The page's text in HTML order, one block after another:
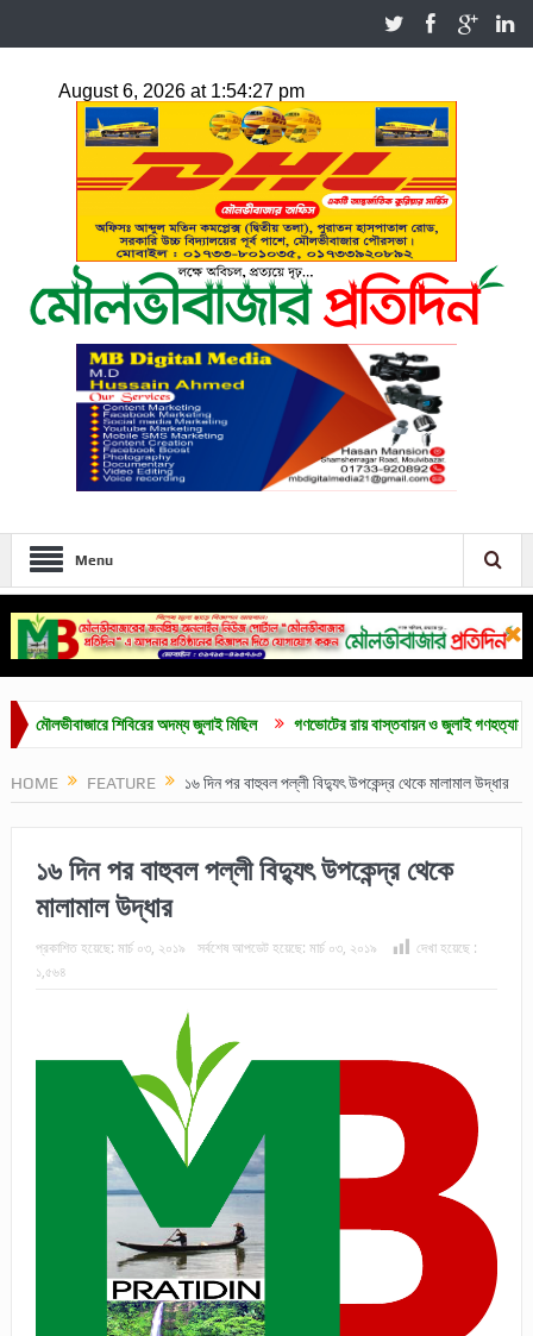
Menu
শিবিরের অদম্য জুলাই মিছিল গণভোটের রায় বাস্তবায়ন ও জুলাই গণহত্যায় জড়িতদের
HOME FEATURE ১৬ দিন পর বাহুবল পল্লী বিদ্যুৎ উপকেন্দ্র থেকে মালামাল উদ্ধার
১৬ দিন পর বাহুবল পল্লী বিদ্যুৎ উপকেন্দ্র থেকে
মালামাল উদ্ধার
প্রকাশিত হয়েছে: মার্চ ০৩, ২০১৯ সর্বশেষ আপডেট হয়েছে: মার্চ ০৩, ২০১৯
দেখা হয়েছে :
১,৫৬৪